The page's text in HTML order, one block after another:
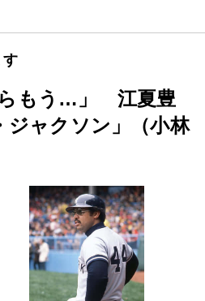
らもう…」 江夏豊
ャクソン」（小林